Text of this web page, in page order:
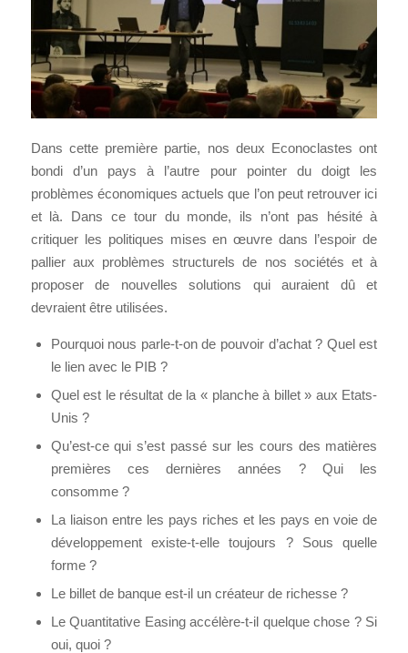
Dans cette première partie, nos deux Econoclastes ont
bondi d’un pays à l’autre pour pointer du doigt les
problèmes économiques actuels que l’on peut retrouver ici
et là. Dans ce tour du monde, ils n’ont pas hésité à
critiquer les politiques mises en œuvre dans l’espoir de
pallier aux problèmes structurels de nos sociétés et à
proposer de nouvelles solutions qui auraient dû et
devraient être utilisées.
Pourquoi nous parle-t-on de pouvoir d’achat ? Quel est
le lien avec le PIB ?
Quel est le résultat de la « planche à billet » aux Etats-
Unis ?
Qu’est-ce qui s’est passé sur les cours des matières
premières ces dernières années ? Qui les
consomme ?
La liaison entre les pays riches et les pays en voie de
développement existe-t-elle toujours ? Sous quelle
forme ?
Le billet de banque est-il un créateur de richesse ?
Le Quantitative Easing accélère-t-il quelque chose ? Si
oui, quoi ?